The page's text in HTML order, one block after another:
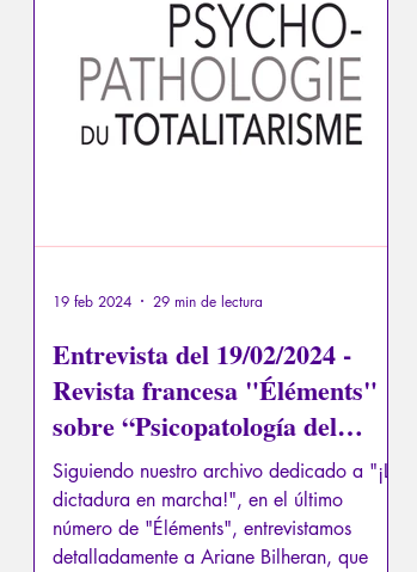
olvidado su dimensión esencial?
Entrevista del 19/02/2024 -
Revista francesa "Éléments"
sobre “Psicopatología del
Totalitarismo”
Siguiendo nuestro archivo dedicado a "¡La
dictadura en marcha!", en el último
número de "Éléments", entrevistamos
detalladamente a Ariane Bilheran, que
19 feb 2024 29 min de lectura